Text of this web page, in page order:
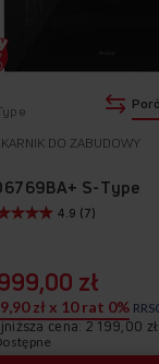
cena: 2 199,00 zł
DO ZABUDOWY
S-Type
4.9 (7)
zł
zł x 10 rat 0%